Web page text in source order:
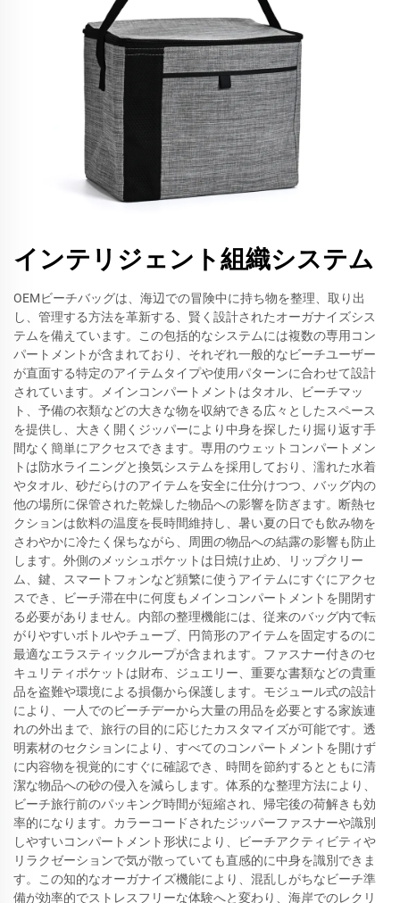
インテリジェント組織システム
OEMビーチバッグは、海辺での冒険中に持ち物を整理、取り出
し、管理する方法を革新する、賢く設計されたオーガナイズシス
テムを備えています。この包括的なシステムには複数の専用コン
パートメントが含まれており、それぞれ一般的なビーチユーザー
が直面する特定のアイテムタイプや使用パターンに合わせて設計
されています。メインコンパートメントはタオル、ビーチマッ
ト、予備の衣類などの大きな物を収納できる広々としたスペース
を提供し、大きく開くジッパーにより中身を探したり掘り返す手
間なく簡単にアクセスできます。専用のウェットコンパートメン
トは防水ライニングと換気システムを採用しており、濡れた水着
やタオル、砂だらけのアイテムを安全に仕分けつつ、バッグ内の
他の場所に保管された乾燥した物品への影響を防ぎます。断熱セ
クションは飲料の温度を長時間維持し、暑い夏の日でも飲み物を
さわやかに冷たく保ちながら、周囲の物品への結露の影響も防止
します。外側のメッシュポケットは日焼け止め、リップクリー
ム、鍵、スマートフォンなど頻繁に使うアイテムにすぐにアクセ
スでき、ビーチ滞在中に何度もメインコンパートメントを開閉す
る必要がありません。内部の整理機能には、従来のバッグ内で転
がりやすいボトルやチューブ、円筒形のアイテムを固定するのに
最適なエラスティックループが含まれます。ファスナー付きのセ
キュリティポケットは財布、ジュエリー、重要な書類などの貴重
品を盗難や環境による損傷から保護します。モジュール式の設計
により、一人でのビーチデーから大量の用品を必要とする家族連
れの外出まで、旅行の目的に応じたカスタマイズが可能です。透
明素材のセクションにより、すべてのコンパートメントを開けず
に内容物を視覚的にすぐに確認でき、時間を節約するとともに清
潔な物品への砂の侵入を減らします。体系的な整理方法により、
ビーチ旅行前のパッキング時間が短縮され、帰宅後の荷解きも効
率的になります。カラーコードされたジッパーファスナーや識別
しやすいコンパートメント形状により、ビーチアクティビティや
リラクゼーションで気が散っていても直感的に中身を識別できま
す。この知的なオーガナイズ機能により、混乱しがちなビーチ準
備が効率的でストレスフリーな体験へと変わり、海岸でのレクリ